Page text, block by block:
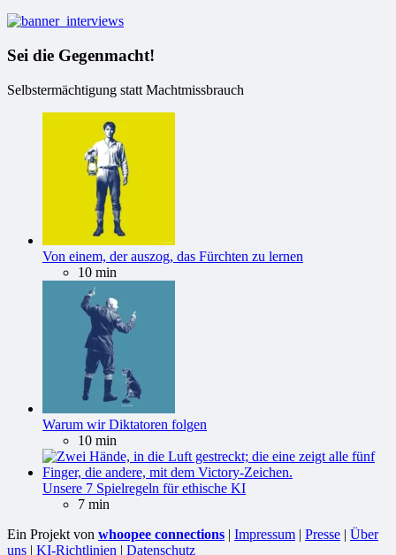
Sei die Gegenmacht!
Selbstermächtigung statt Machtmissbrauch
Von einem, der auszog, das Fürchten zu lernen
10 min
Warum wir Diktatoren folgen
10 min
Unsere 7 Spielregeln für ethische KI
7 min
Ein Projekt von whoopee connections | Impressum | Presse | Über
uns | KI-Richtlinien | Datenschutz